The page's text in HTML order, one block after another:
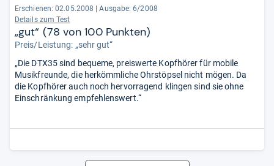
Erschienen: 02.05.2008
Ausgabe: 6/2008
Details zum Test
„gut“ (78 von 100 Punkten)
Preis/Leistung: „sehr gut“
„Die DTX35 sind bequeme, preiswerte Kopfhörer für mobile
Musikfreunde, die herkömmliche Ohrstöpsel nicht mögen. Da
die Kopfhörer auch noch hervorragend klingen sind sie ohne
Einschränkung empfehlenswert.“